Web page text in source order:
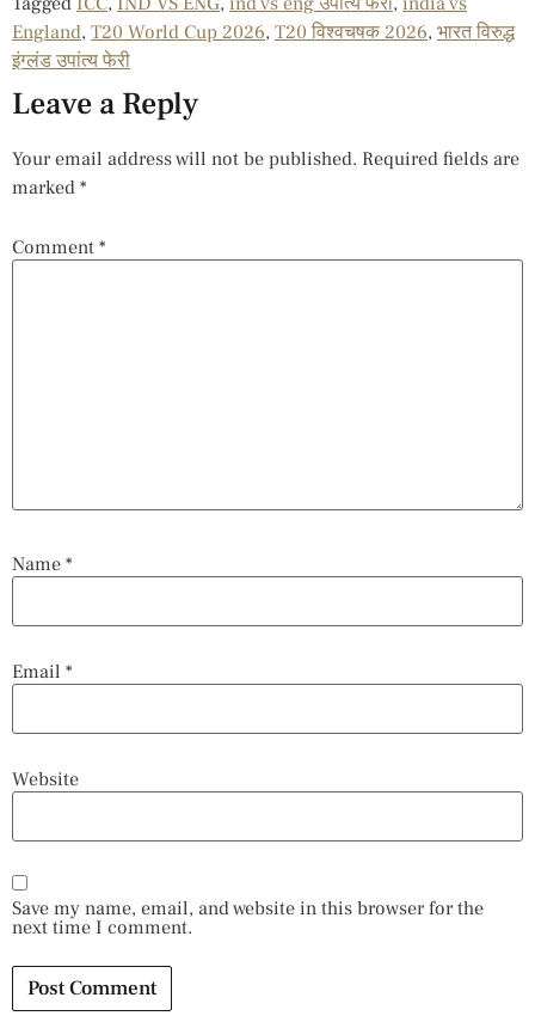
England, T20 World Cup 2026, T20 विश्वचषक 2026, भारत विरुद्ध
इंग्लंड उपांत्य फेरी
Leave a Reply
Your email address will not be published. Required fields are
marked *
Comment *
Name *
Email *
Website
Save my name, email, and website in this browser for the
next time I comment.